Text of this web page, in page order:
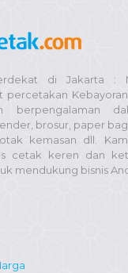
di Jakarta :
percetakan
berpengalaman
brosur, paper
kemasan dll.
cetak keren dan
mendukung bisnis